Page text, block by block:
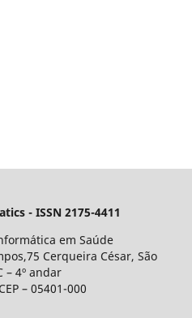
- ISSN 2175-4411
em Saúde
Cerqueira César, São
– 4º andar
– 05401-000